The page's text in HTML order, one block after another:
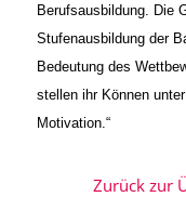
Berufsausbildung. Die
Stufenausbildung der
Bedeutung des
stellen ihr Können
Motivation.“
Zurück zur